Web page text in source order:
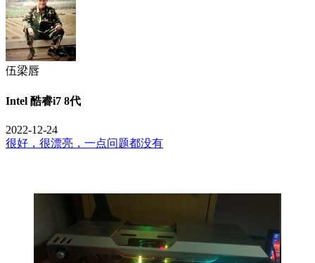
伍梁唇
Intel 酷睿i7 8代
2022-12-24
很好，很漂亮，一点问题都没有